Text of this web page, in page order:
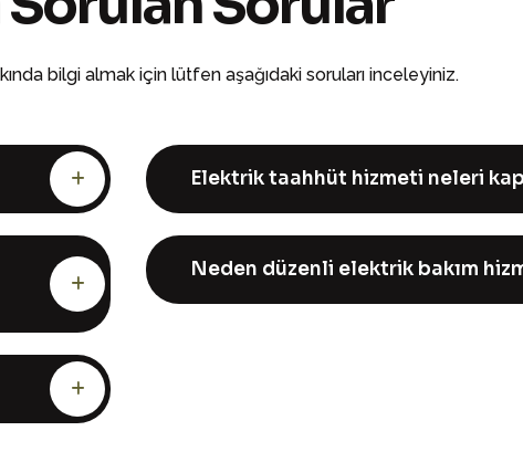
bilgi almak için lütfen aşağıdaki soruları inceleyiniz.
Elektrik taahhüt hizmeti neleri
Neden düzenli elektrik bakım